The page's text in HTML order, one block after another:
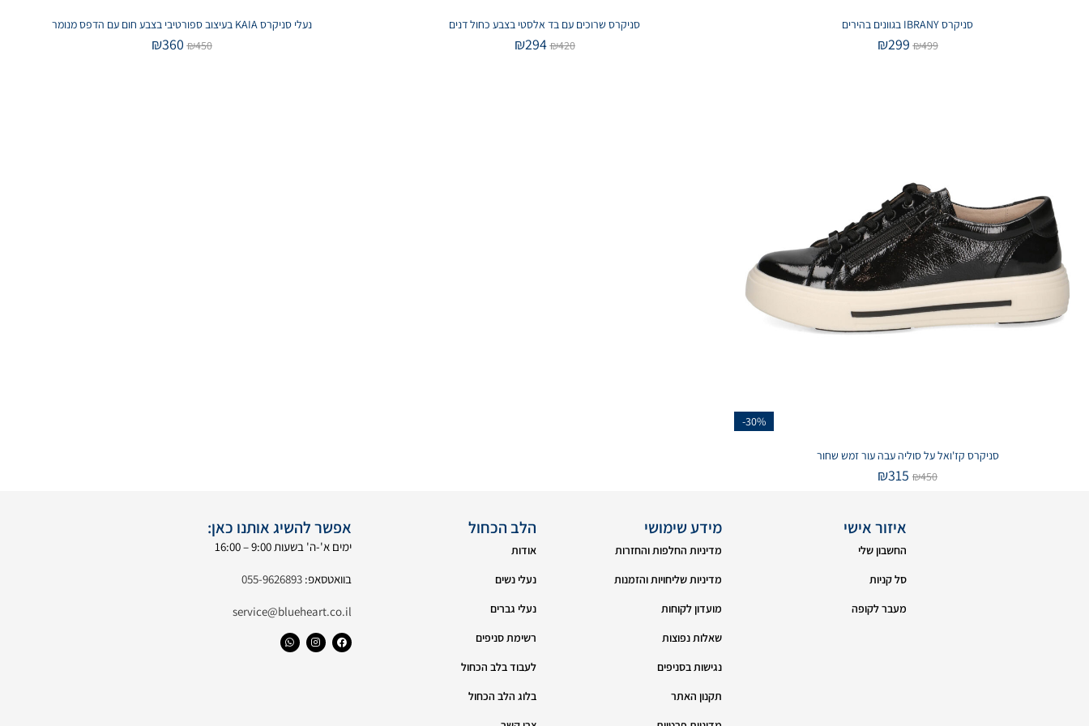
סניקרס IBRANY בגוונים בהירים
₪499
₪299
סניקרס שרוכים עם בד אלסטי בצבע כחול דנים
₪420
₪294
נעלי סניקרס KAIA בעיצוב ספורטיבי בצבע חום עם הדפס מנומר
₪450
₪360
-30%
סניקרס קז'ואל על סוליה עבה עור זמש שחור
₪450
₪315
איזור אישי
החשבון שלי
סל קניות
מעבר לקופה
מידע שימושי
מדיניות החלפות והחזרות
מדיניות שליחויות והזמנות
מועדון לקוחות
שאלות נפוצות
נגישות בסניפים
תקנון האתר
הלב הכחול
אודות
נעלי נשים
נעלי גברים
רשימת סניפים
לעבוד בלב הכחול
בלוג הלב הכחול
אפשר להשיג אותנו כאן:
ימים א'-ה' בשעות 9:00 – 16:00
בוואטסאפ:055-9626893
service@blueheart.co.il